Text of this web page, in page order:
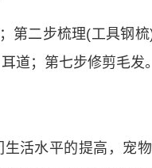
第二步梳理(工具钢
道；第七步修剪毛发。
生活水平的提高，宠